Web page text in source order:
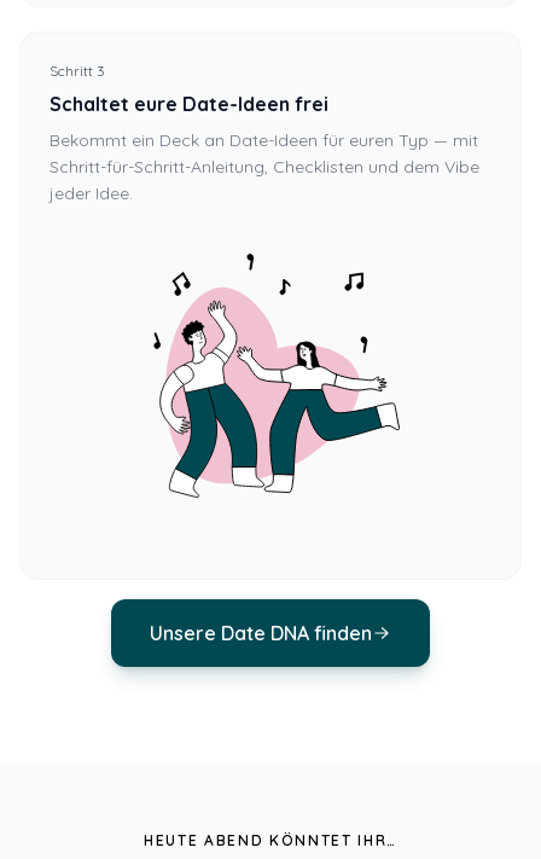
Schritt 3
Schaltet eure Date-Ideen frei
Bekommt ein Deck an Date-Ideen für euren Typ — mit
Schritt-für-Schritt-Anleitung, Checklisten und dem Vibe
jeder Idee.
Unsere Date DNA finden
HEUTE ABEND KÖNNTET IHR…